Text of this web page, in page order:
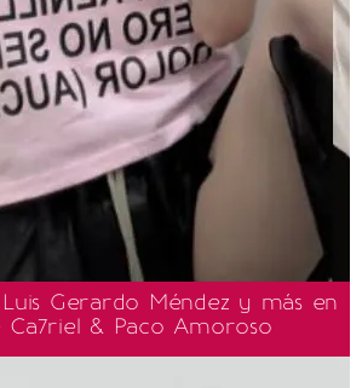
Gerardo Méndez y más en
& Paco Amoroso